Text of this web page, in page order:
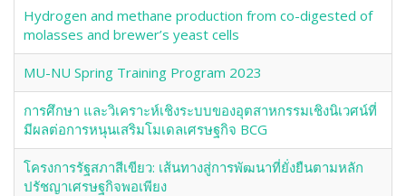
Hydrogen and methane production from co-digested of
molasses and brewer’s yeast cells
MU-NU Spring Training Program 2023
การศึกษา และวิเคราะห์เชิงระบบของอุตสาหกรรมเชิงนิเวศน์ที่
มีผลต่อการหนุนเสริมโมเดลเศรษฐกิจ BCG
โครงการรัฐสภาสีเขียว: เส้นทางสู่การพัฒนาที่ยั่งยืนตามหลัก
ปรัชญาเศรษฐกิจพอเพียง